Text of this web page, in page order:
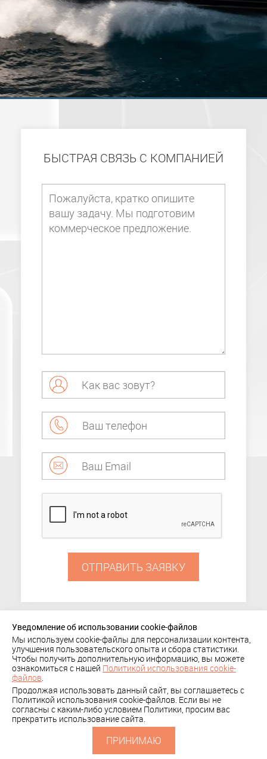
БЫСТРАЯ СВЯЗЬ С КОМПАНИЕЙ
ОТПРАВИТЬ ЗАЯВКУ
+ 7 (495) 636-29-78
Политика
конфиденциальности
ПОРТФОЛИО
КОМПАНИЯ КЛИЕНТЫ
СКАЧАТЬ
ПРЕЗЕНТАЦИЮ
Уведомление об использовании cookie-файлов
Мы используем cookie-файлы для персонализации контента,
улучшения пользовательского опыта и сбора статистики.
Чтобы получить дополнительную информацию, вы можете
ознакомиться с нашей Политикой использования cookie-
файлов.
Продолжая использовать данный сайт, вы соглашаетесь с
Политикой использования cookie-файлов. Если вы не
согласны с каким-либо условием Политики, просим вас
прекратить использование сайта.
ПРИНИМАЮ